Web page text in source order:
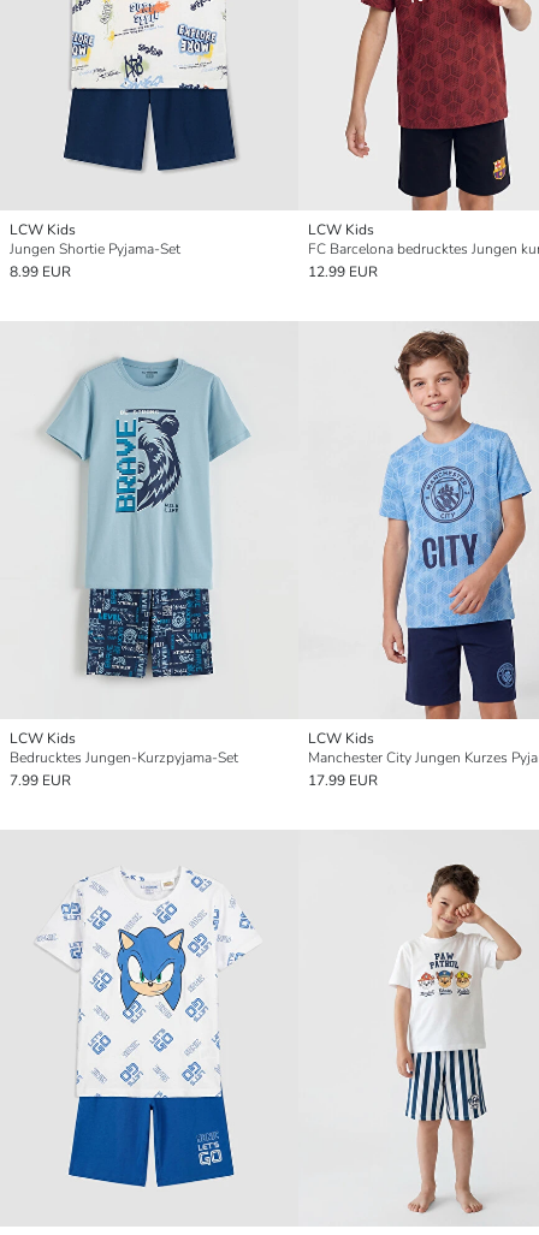
LCW Kids
Jungen Shortie Pyjama-Set
8.99 EUR
LCW Kids
12.99 EUR
LCW Kids
Bedrucktes Jungen-Kurzpyjama-Set
7.99 EUR
LCW Kids
Manchester City Jungen Kurzes
17.99 EUR